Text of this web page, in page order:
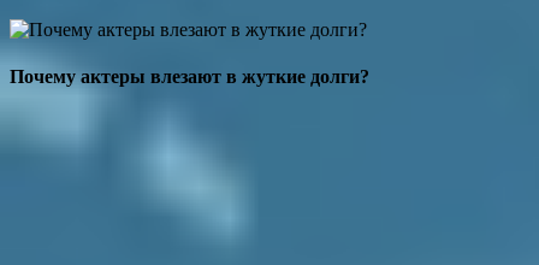
Почему актеры влезают в жуткие долги?